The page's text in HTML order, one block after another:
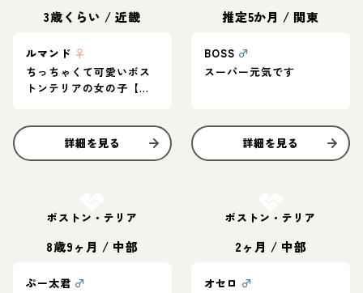
3歳くらい /近畿
ルマンド ♀
ちっちゃくて可愛いボス
トンテリアの女の子【ル
詳細を見る
推定5か月 / 関東
BOSS ♂
スーパー元気です
詳細を見る
ボストン・テリア
8歳9ヶ月 / 中部
ぷー太君 ♂
ボストン・テリア
2ヶ月 / 中部
オセロ ♂